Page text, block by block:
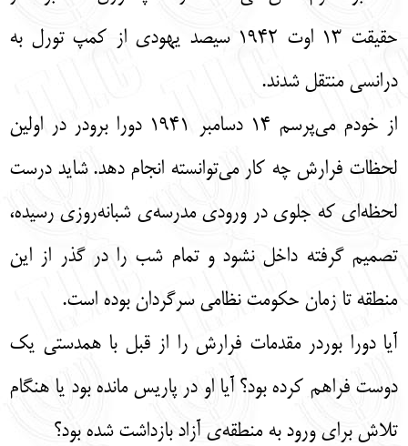
حقیقت 13 اوت 1942 سیصد یهودی از کمپ تورل به
درانسی منتقل شدند.
از خودم می‌پرسم 14 دسامبر 1941 دورا برودر در اولین
لحظات فرارش چه کار می‌توانسته انجام دهد. شاید درست
لحظه‌ای که جلوی در ورودی مدرسه‌ی شبانه‌روزی رسیده،
تصمیم گرفته داخل نشود و تمام شب را در گذر از این
منطقه تا زمان حکومت نظامی سرگردان بوده است.
آیا دورا بوردر مقدمات فرارش را از قبل با همدستی یک
دوست فراهم کرده بود؟ آیا او در پاریس مانده بود یا هنگام
تلاش برای ورود به منطقه‌ی آزاد بازداشت شده بود؟